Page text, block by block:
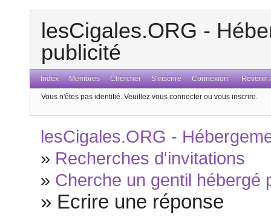
lesCigales.ORG -
publicité
Index Membres Chercher S'inscrire Connexion Revenir
Vous n'êtes pas identifié. Veuillez vous connecter ou vous inscrire.
lesCigales.ORG -
» Recherches d'invitations
» Cherche un gentil hébergé
» Ecrire une réponse